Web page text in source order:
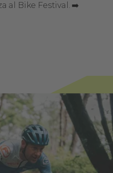
al Bike Festival. ➡️